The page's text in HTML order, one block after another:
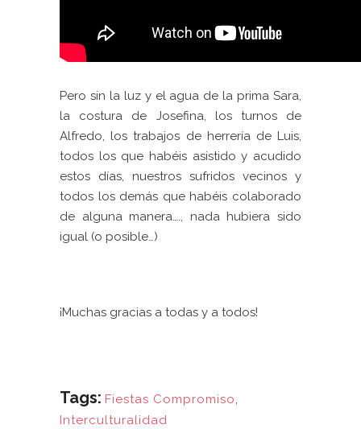
Pero sin la luz y el agua de la prima Sara,
la costura de Josefina, los turnos de
Alfredo, los trabajos de herrería de Luis,
todos los que habéis asistido y acudido
estos días, nuestros sufridos vecinos y
todos los demás que habéis colaborado
de alguna manera…., nada hubiera sido
igual (o posible…)
¡Muchas gracias a todas y a todos!
Tags: Fiestas Compromiso,
Interculturalidad